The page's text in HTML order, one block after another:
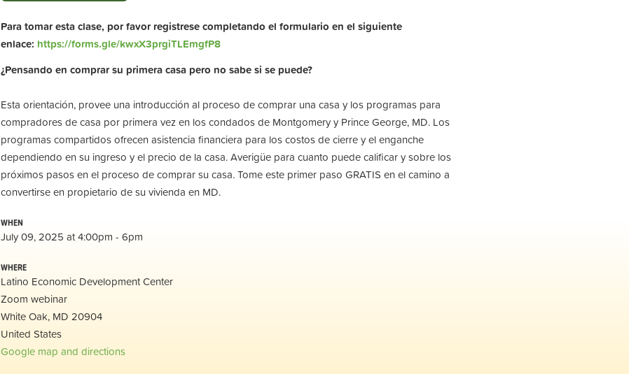
Para tomar esta clase, por favor registrese completando el formulario en el siguiente
enlace: https://forms.gle/kwxX3prgiTLEmgfP8
¿Pensando en comprar su primera casa pero no sabe si se puede?
Esta orientación, provee una introducción al proceso de comprar una casa y los programas para
compradores de casa por primera vez en los condados de Montgomery y Prince George, MD. Los
programas compartidos ofrecen asistencia financiera para los costos de cierre y el enganche
dependiendo en su ingreso y el precio de la casa. Averigüe para cuanto puede calificar y sobre los
próximos pasos en el proceso de comprar su casa. Tome este primer paso GRATIS en el camino a
convertirse en propietario de su vivienda en MD.
WHEN
July 09, 2025 at 4:00pm - 6pm
WHERE
Latino Economic Development Center
Zoom webinar
White Oak, MD 20904
United States
Google map and directions